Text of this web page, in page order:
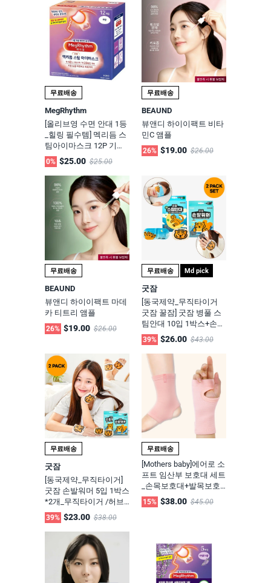
무료배송
MegRhythm
[올리브영 수면 안대 1등
_힐링 필수템] 멕리듬 스
팀아이마스크 12P 기획
세트 - 무향, 라벤더향 택
1
0% $25.00 $25.00
무료배송
BEAUND
뷰앤디 하이이팩트 비타
민C 앰플
26% $19.00 $26.00
무료배송
BEAUND
뷰앤디 하이이팩트 마데
카 티트리 앰플
26% $19.00 $26.00
무료배송 Md pick
굿잠
[동국제약_무직타이거
굿잠 꿀잠] 굿잠 병풀 스
팀안대 10입 1박스+손발
워머 5입 1박스
39% $26.00 $43.00
무료배송
굿잠
[동국제약_무직타이거]
굿잠 손발워머 5입 1박스
*2개_무직타이거 /허브
손 발 온찜질팩, 수족냉
증 완화
39% $23.00 $38.00
무료배송
[Mothers baby]에어로 소
프트 임산부 보호대 세트
_손목보호대+발목보호
대+무릎보호대 3종 세트
(윈디핑크)
15% $38.00 $45.00